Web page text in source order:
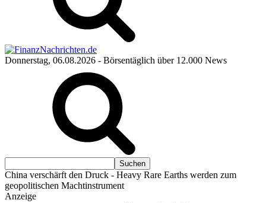
Donnerstag, 06.08.2026 - Börsentäglich über 12.000 News
China verschärft den Druck - Heavy Rare Earths werden zum
geopolitischen Machtinstrument
Anzeige